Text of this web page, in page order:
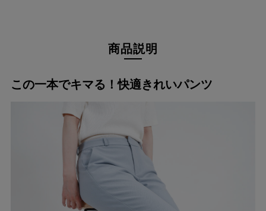
商品説明
この一本でキマる！快適きれいパンツ